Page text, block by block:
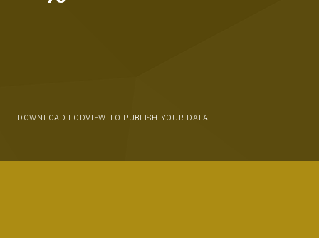
DOWNLOAD LODVIEW TO PUBLISH YOUR DATA